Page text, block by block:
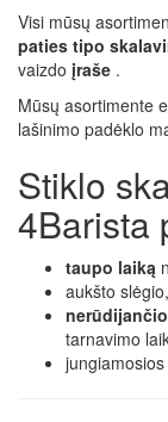
Visi mūsų
paties tipo
vaizdo įraše .
Mūsų asortimente
lašinimo padėklo
Stiklo
4Barista
taupo laiką
aukšto slėgio,
tarnavimo